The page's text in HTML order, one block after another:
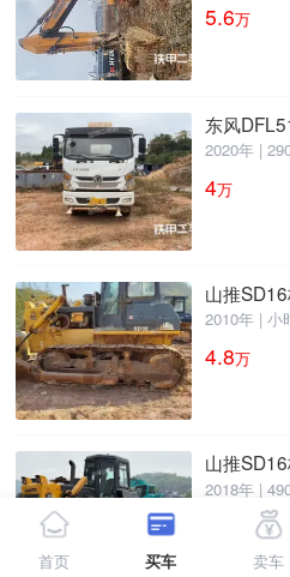
5.6万
东风
2020年 |
4万
山推
2010年 | 小
4.8万
山推
2018年 |
万
首页
买车 卖车